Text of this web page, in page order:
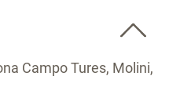
Campo Tures, Molini,